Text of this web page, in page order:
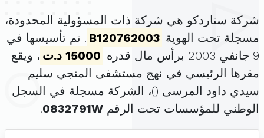
شركة ستاردكو هي شركة ذات المسؤولية المحدودة،
مسجلة تحت الهوية B120762003 . تم تأسيسها في
9 جانفي 2003 برأس مال قدره
15000 د.ت
، ويقع
مقرها الرئيسي في نهج مستشفى المنجي سليم
سيدي داود المرسى ()، الشركة مسجلة في السجل
الوطني للمؤسسات تحت الرقم 0832791W
.